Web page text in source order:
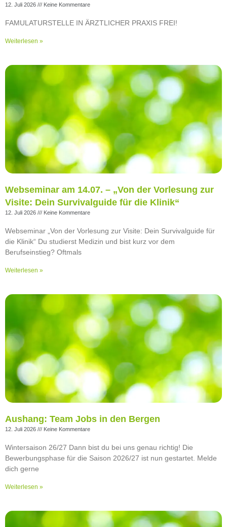
12. Juli 2026 Keine Kommentare
FAMULATURSTELLE IN ÄRZTLICHER PRAXIS FREI!
Weiterlesen »
Webseminar am 14.07. – „Von der Vorlesung zur
Visite: Dein Survivalguide für die Klinik“
12. Juli 2026 Keine Kommentare
Webseminar „Von der Vorlesung zur Visite: Dein Survivalguide für
die Klinik“ Du studierst Medizin und bist kurz vor dem
Berufseinstieg? Oftmals
Weiterlesen »
Aushang: Team Jobs in den Bergen
12. Juli 2026 Keine Kommentare
Wintersaison 26/27 Dann bist du bei uns genau richtig! Die
Bewerbungsphase für die Saison 2026/27 ist nun gestartet. Melde
dich gerne
Weiterlesen »